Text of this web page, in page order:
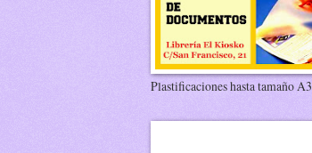
Plastificaciones hasta tamaño A3